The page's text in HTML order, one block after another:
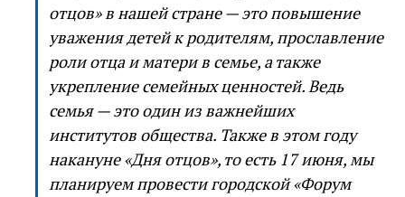
отцов» в нашей стране — это повышение
уважения детей к родителям, прославление
роли отца и матери в семье, а также
укрепление семейных ценностей. Ведь
семья — это один из важнейших
институтов общества. Также в этом году
накануне «Дня отцов», то есть 17 июня, мы
планируем провести городской «Форум